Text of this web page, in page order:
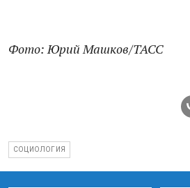
Фото: Юрий Машков/ТАСС
СОЦИОЛОГИЯ